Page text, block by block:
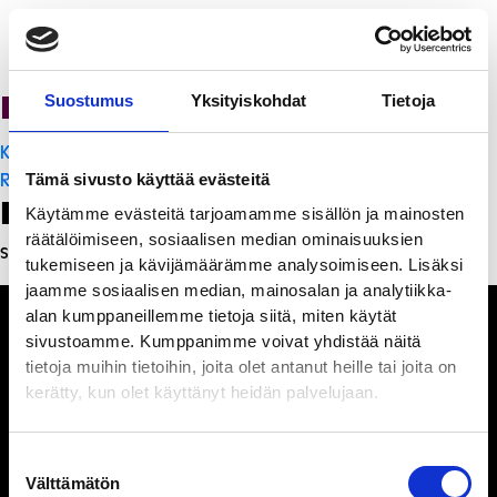
Suostumus Yksityiskohdat Tietoja
Tämä sivusto käyttää evästeitä
Käytämme evästeitä tarjoamamme sisällön ja mainosten
räätälöimiseen, sosiaalisen median ominaisuuksien
tukemiseen ja kävijämäärämme analysoimiseen. Lisäksi
jaamme sosiaalisen median, mainosalan ja analytiikka-
alan kumppaneillemme tietoja siitä, miten käytät
sivustoamme. Kumppanimme voivat yhdistää näitä
tietoja muihin tietoihin, joita olet antanut heille tai joita on
kerätty, kun olet käyttänyt heidän palvelujaan.
valinta
Välttämätön
PanchoVilla
Artikkelien
selaus
K-Citymarket Pori Puuvilla
Ristorante Momento
Leave a Reply
Sinun täytyy kirjautua sisään